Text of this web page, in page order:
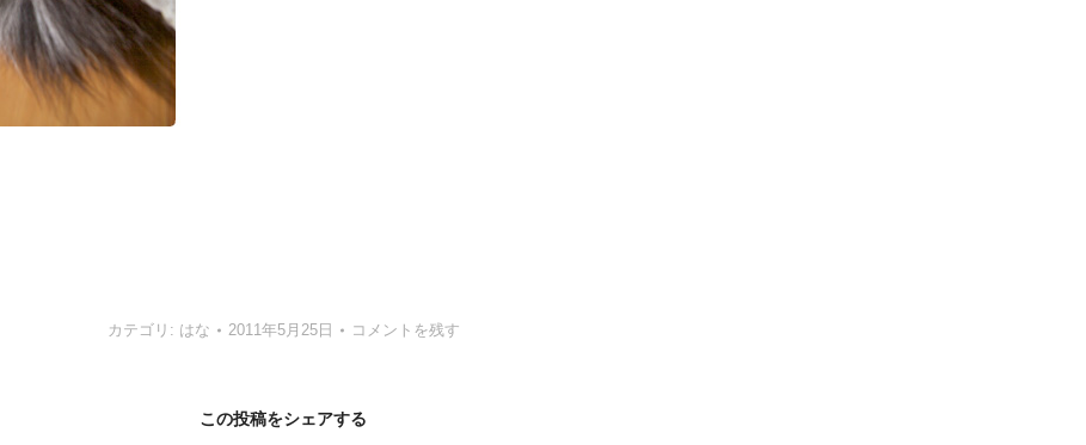
カテゴリ: はな 2011年5月25日 コメントを残す
この投稿をシェアする